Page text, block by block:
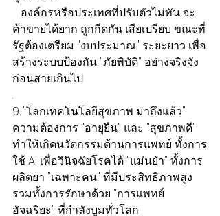
องค์กรหรือประเทศที่ปรับตัวไม่ทัน จะ
ค้าขายได้ยาก ถูกกีดกัน เสียเปรียบ ขณะที่
รัฐต้องเตรียม "งบประมาณ" ระยะยาว เพื่อ
สร้างระบบป้องกัน "ภัยพิบัติ" อย่างจริงจัง
ก่อนสายเกินไป
.
9. "โลกเทคโนโลยีสุขภาพ มาถึงแล้ว"
ความต้องการ "อายุยืน" และ "สุขภาพดี"
ทำให้เกิดนวัตกรรมด้านการแพทย์ ทั้งการ
ใช้ AI เพื่อวินิจฉัยโรคได้ "แม่นยำ" ทั้งการ
ผลิตยา "เฉพาะคน" ที่มีประสิทธิภาพสูง
รวมทั้งการรักษาด้วย "การแพทย์
อัจฉริยะ" ที่กำลังบูมทั่วโลก